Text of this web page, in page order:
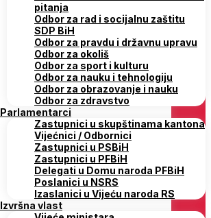
pitanja
Odbor za rad i socijalnu zaštitu
SDP BiH
Odbor za pravdu i državnu upravu
Odbor za okoliš
Odbor za sport i kulturu
Odbor za nauku i tehnologiju
Odbor za obrazovanje i nauku
Odbor za zdravstvo
Parlamentarci
Zastupnici u skupštinama kantona
Vijećnici / Odbornici
Zastupnici u PSBiH
Zastupnici u PFBiH
Delegati u Domu naroda PFBiH
Poslanici u NSRS
Izaslanici u Vijeću naroda RS
Izvršna vlast